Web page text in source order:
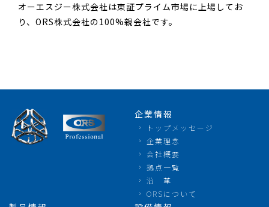
オーエスジー株式会社は東証プライム市場に上場してお
り、ORS株式会社の100%親会社です。
企業情報
トップメッセージ
企業理念
会社概要
拠点一覧
沿 革
ORSについて